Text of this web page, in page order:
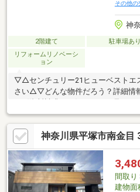
その他の
神
2階建て 駐車場あり
リフォームリノベーシ
ョン
▽△センチュリー21ヒューベストエ
さい△▽どんな物件だろう？詳細情
望 →〈見学予約する〉お電話での
◆物件探し・住宅ローンのお悩みは
物件を探したらいいのか分からない
客様の理想の住まいを“一緒に”お探
安なことは、ぜひ当社までご相談
市成田170-1、平塚店：平塚市四之宮
神奈川県平塚市南金目
間取り
建物面